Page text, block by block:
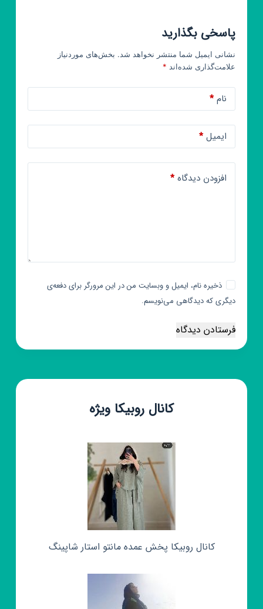
پاسخی بگذارید
نشانی ایمیل شما منتشر نخواهد شد. بخش‌های موردنیاز
علامت‌گذاری شده‌اند *
نام*
ایمیل*
افزودن دیدگاه*
ذخیره نام، ایمیل و وبسایت من در این مرورگر برای دفعه‌ی
دیگری که دیدگاهی می‌نویسم.
فرستادن دیدگاه
کانال روبیکا ویژه
کانال روبیکا پخش عمده مانتو استار شاپینگ